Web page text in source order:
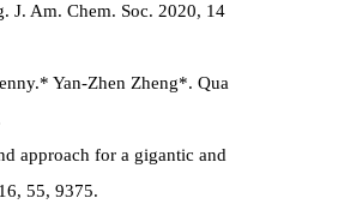
J. Am. Chem. Soc. 2020, 14
Yan-Zhen Zheng*. Qua
approach for a gigantic and
55, 9375.